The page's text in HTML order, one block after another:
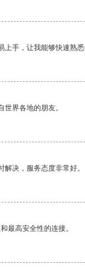
上手，让我能够快速熟
界各地的朋友。
决，服务态度非常好。
最高安全性的连接。